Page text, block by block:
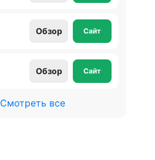
Обзор Сайт
Обзор Сайт
Смотреть все